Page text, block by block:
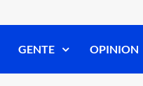
GENTE OPINION